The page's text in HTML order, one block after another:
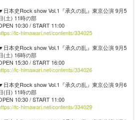
日本史Rock show Vol.1『承久の乱』東京公演 9月5
(土) 11時の部
10:30 / START 11:00
fc-himawari.net/contents/334025
日本史Rock show Vol.1『承久の乱』東京公演 9月5
(土) 16時の部
15:30 / START 16:00
fc-himawari.net/contents/334026
日本史Rock show Vol.1『承久の乱』東京公演 9月6
(日) 11時の部
10:30 / START 11:00
fc-himawari.net/contents/334029